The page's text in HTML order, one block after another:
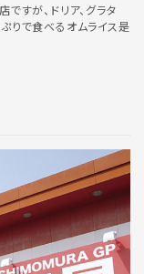
すが、ドリア、グラタ
りで食べるオムライス是